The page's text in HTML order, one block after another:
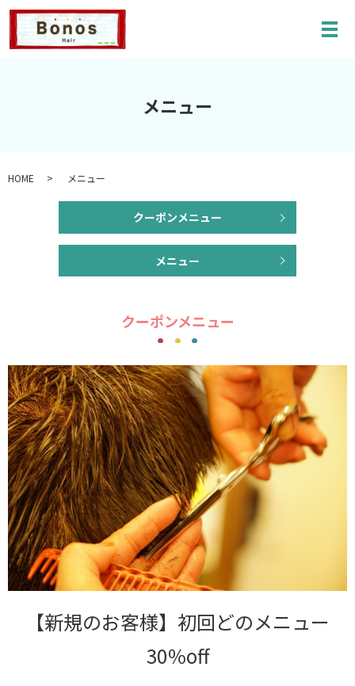
メ
メニュー
HOME メニュー
クーポンメニュー
メニュー
クーポンメニュー
【新規のお客様】初回どのメニュー
30％off